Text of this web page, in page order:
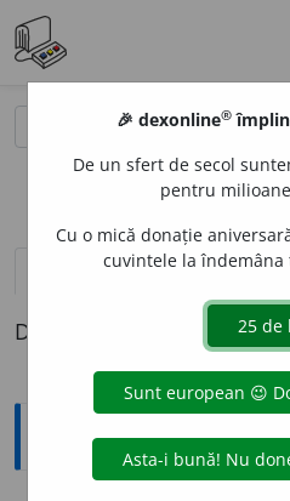
definiții (1)
Definiția cu ID-ul 321706:
Explicative DEX
🎉 dexonline®
De un sfert de secol
pentru
Cu o mică donație
cuvintele la